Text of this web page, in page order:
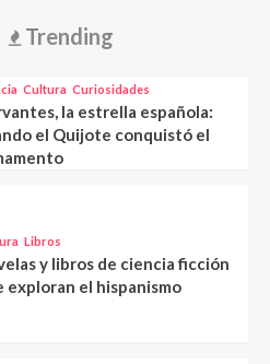
Trending
Cultura Curiosidades
la estrella española:
el Quijote conquistó el
Libros
y libros de ciencia ficción
exploran el hispanismo